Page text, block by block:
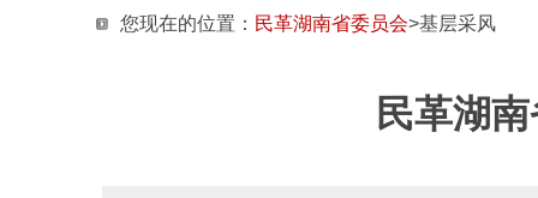
您现在的位置： 民革湖南省委员会>基层采风
民革湖